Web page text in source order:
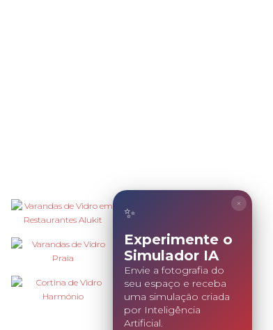
×
✨
Experimente o
Simulador IA
Envie a fotografia do
seu espaço e receba
uma simulação criada
por Inteligência
Artificial.